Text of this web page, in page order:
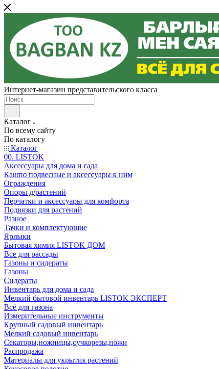
Интернет-магазин представительского класса
Каталог
По всему сайту
По каталогу
Каталог
00. LISTOK
Аксессуары для дома и сада
Кашпо подвесные и аксессуары к ним
Ограждения
Опоры д/растений
Перчатки и аксессуары для комфорта
Подвязки для растений
Разное
Тачки и комплектующие
Ярлыки
Бытовая химия LISTOK ДОМ
Все для рассады
Газоны и сидераты
Газоны
Сидераты
Инвентарь для дома и сада
Мелкий бытовой инвентарь LISTOK ЭКСПЕРТ
Всё для газона
Измерительные инструменты
Крупный садовый инвентарь
Мелкий садовый инвентарь
Секаторы,ножницы,сучкорезы,ножи
Распродажа
Материалы для укрытия растений